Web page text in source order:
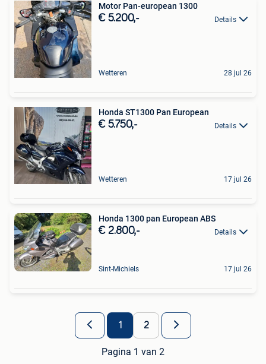
Motor Pan-european 1300
€ 5.200,- Details
Wetteren 28 jul 26
Honda ST1300 Pan European
€ 5.750,- Details
Wetteren 17 jul 26
Honda 1300 pan European ABS
€ 2.800,- Details
Sint-Michiels 17 jul 26
1 2
Pagina 1 van 2